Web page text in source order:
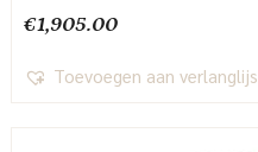
€1,905.00
Toevoegen aan